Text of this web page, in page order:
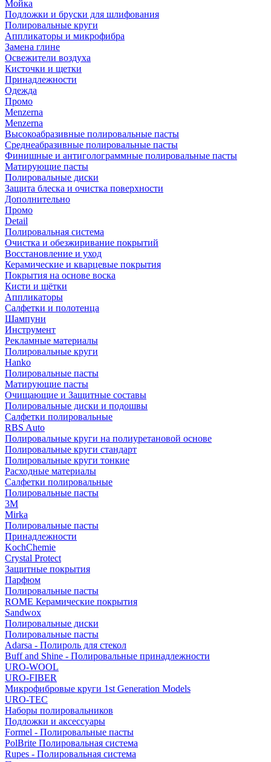
Мойка
Подложки и бруски для шлифования
Полировальные круги
Аппликаторы и микрофибра
Замена глине
Освежители воздуха
Кисточки и щетки
Принадлежности
Одежда
Промо
Menzerna
Menzerna
Высокоабразивные полировальные пасты
Среднеабразивные полировальные пасты
Финишные и антиголограммные полировальные пасты
Матирующие пасты
Полировальные диски
Защита блеска и очистка поверхности
Дополнительно
Промо
Detail
Полировальная система
Очистка и обезжиривание покрытий
Восстановление и уход
Керамические и кварцевые покрытия
Покрытия на основе воска
Кисти и щётки
Аппликаторы
Салфетки и полотенца
Шампуни
Инструмент
Рекламные материалы
Полировальные круги
Hanko
Полировальные пасты
Матирующие пасты
Очищающие и Защитные составы
Полировальные диски и подошвы
Салфетки полировальные
RBS Auto
Полировальные круги на полиуретановой основе
Полировальные круги стандарт
Полировальные круги тонкие
Расходные материалы
Салфетки полировальные
Полировальные пасты
3М
Mirka
Полировальные пасты
Принадлежности
KochChemie
Crystal Protect
Защитные покрытия
Парфюм
Полировальные пасты
ROME Керамические покрытия
Sandwox
Полировальные диски
Полировальные пасты
Adarsa - Полироль для стекол
Buff and Shine - Полировальные принадлежности
URO-WOOL
URO-FIBER
Микрофибровые круги 1st Generation Models
URO-TEC
Наборы полировальников
Подложки и аксессуары
Formel - Полировальные пасты
PolBrite Полировальная система
Rupes - Полировальная система